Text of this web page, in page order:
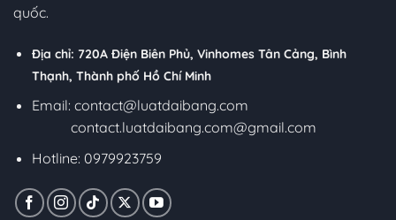
quốc.
Địa chỉ: 720A Điện Biên Phủ, Vinhomes Tân Cảng, Bình
Thạnh, Thành phố Hồ Chí Minh
Email: contact@luatdaibang.com
contact.luatdaibang.com@gmail.com
Hotline: 0979923759